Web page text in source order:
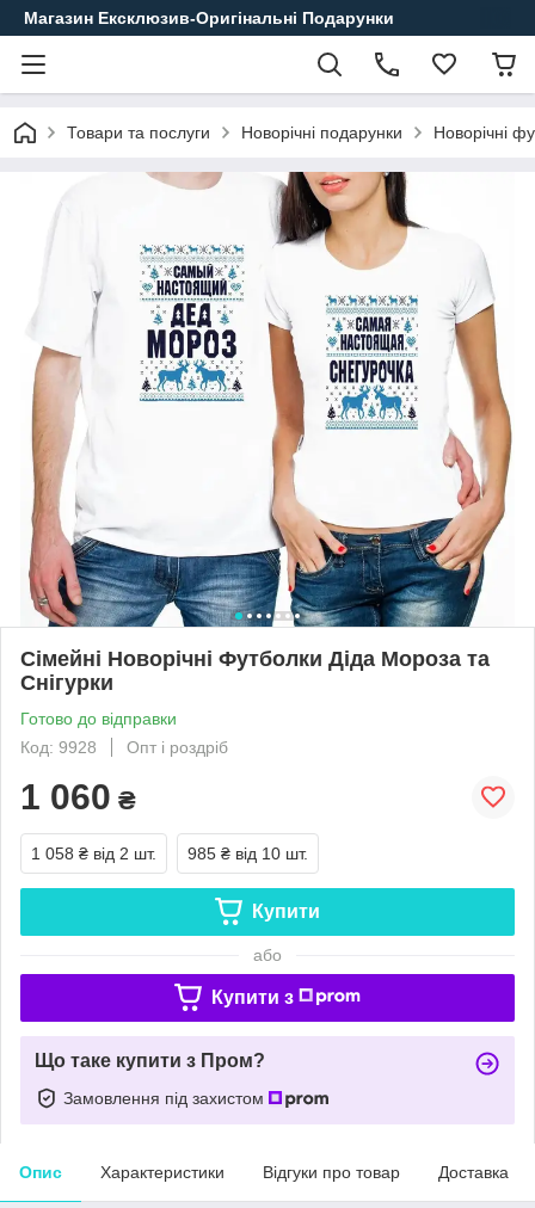
Магазин Ексклюзив-Оригінальні Подарунки
Товари та послуги Новорічні подарунки Новорічні
Сімейні Новорічні Футболки Діда Мороза та
Снігурки
Готово до відправки
Код: 9928
Опт і роздріб
1 060 ₴
1 058 ₴ від 2 шт. 985 ₴ від 10 шт.
Купити
або
Купити з
Що таке купити з Пром?
Замовлення під захистом
Опис Характеристики Відгуки про товар Доставка